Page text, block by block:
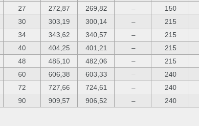
27 272,87 269,82 – 150
30 303,19 300,14 – 215
34 343,62 340,57 – 215
40 404,25 401,21 – 215
48 485,10 482,06 – 215
60 606,38 603,33 – 240
72 727,66 724,61 – 240
90 909,57 906,52 – 240